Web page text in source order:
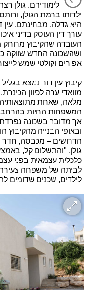
לימודיהם. גולן
ילדותו ברמת הגולן,
היא גדלה. מבחינתם, עין
עורך דין העוסק בדיני
העובדה שהקיבוץ
ושהשכונה החדש שווקה
אפורים וקולטי שמש
המשפחות החיות
אך מדובר בשכונה
ובאופי הבנייה מהקיבוץ
הדרושים – מכבסה, חדר
גולן, "והתשלום קל,
כלכלית עצמאית בפני
לביתה של משפחה צעירה,
לילדים, שכנים שדומים